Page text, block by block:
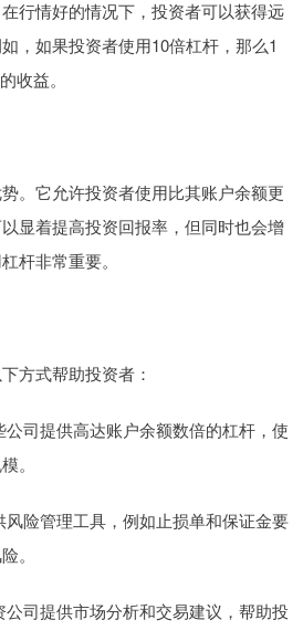
行情好的情况下，投资者可以获得远
，如果投资者使用10倍杠杆，那么1
收益。
。它允许投资者使用比其账户余额更
显着提高投资回报率，但同时也会增
杆非常重要。
方式帮助投资者：
司提供高达账户余额数倍的杠杆，使
。
险管理工具，例如止损单和保证金要
。
司提供市场分析和交易建议，帮助投